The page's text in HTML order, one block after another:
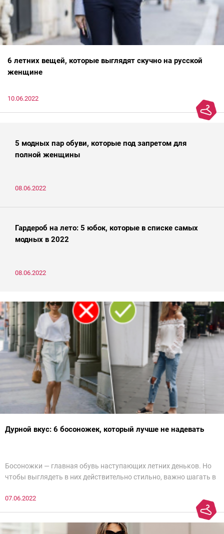
6 летних вещей, которые выглядят скучно на русской
женщине
10.06.2022
5 модных пар обуви, которые под запретом для
полной женщины
08.06.2022
Гардероб на лето: 5 юбок, которые в списке самых
модных в 2022
08.06.2022
Дурной вкус: 6 босоножек, который лучше не надевать
Босоножки — главная обувь наступающих летних деньков. Но
чтобы выглядеть в них действительно стильно, важно шагать в
сезоне лучше не надевать. Потому что они — гарант дурного
07.06.2022